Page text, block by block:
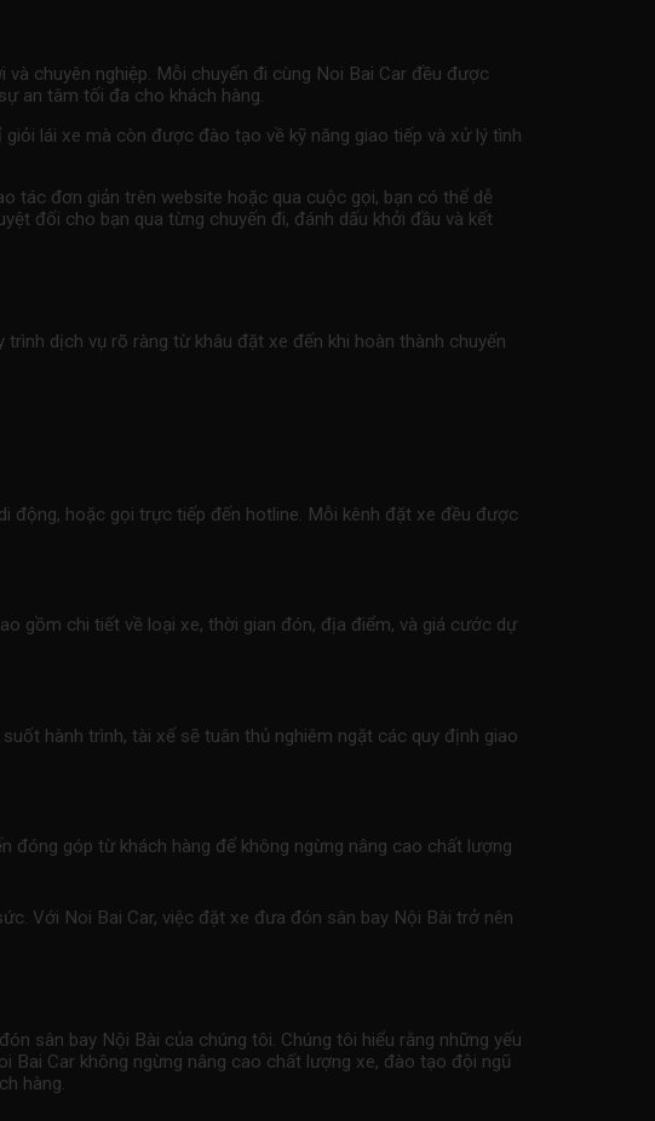
chuyên nghiệp. Mỗi chuyến đi cùng Noi Bai Car đều được
an tâm tối đa cho khách hàng.
lái xe mà còn được đào tạo về kỹ năng giao tiếp và xử lý tình
tác đơn giản trên website hoặc qua cuộc gọi, bạn có thể dễ
đối cho bạn qua từng chuyến đi, đánh dấu khởi đầu và kết
dịch vụ rõ ràng từ khâu đặt xe đến khi hoàn thành chuyến
động, hoặc gọi trực tiếp đến hotline. Mỗi kênh đặt xe đều được
gồm chi tiết về loại xe, thời gian đón, địa điểm, và giá cước dự
hành trình, tài xế sẽ tuân thủ nghiêm ngặt các quy định giao
đóng góp từ khách hàng để không ngừng nâng cao chất lượng
Với Noi Bai Car, việc đặt xe đưa đón sân bay Nội Bài trở nên
sân bay Nội Bài của chúng tôi. Chúng tôi hiểu rằng những yếu
Bai Car không ngừng nâng cao chất lượng xe, đào tạo đội ngũ
hàng.